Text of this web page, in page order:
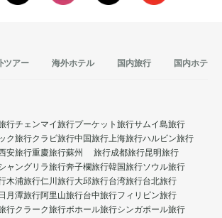
ツアー 海外ホテル 国内旅行 国内ホテル
行チェンマイ旅行プーケット旅行サムイ島旅行
ク旅行クラビ旅行中国旅行上海旅行ハルビン旅行
安旅行重慶旅行蘇州 旅行成都旅行昆明旅行
ャングリラ旅行奔子欄旅行韓国旅行ソウル旅行
木浦旅行仁川旅行大邱旅行台湾旅行台北旅行
日月潭旅行阿里山旅行台中旅行フィリピン旅行
行クラーク旅行ボホール旅行シンガポール旅行